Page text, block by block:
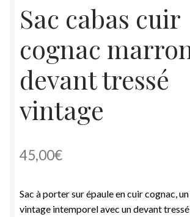
Sac cabas cuir
cognac
devant tressé
vintage
45,00€
Sac à porter sur épaule en cuir cognac,
vintage intemporel avec un devant